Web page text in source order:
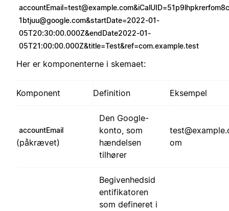
accountEmail=test@example.com&
1btjuu@google.com&startDate=2022-01-
05T20:30:00.000Z&endDate2022-01-
05T21:00:00.000Z&title=Test&ref=com.example.test
Her er komponenterne i skemaet:
Komponent Definition Eksempel
accountEmail
(påkrævet)
Den Google-
konto, som
hændelsen
tilhører
om
Begivenhedsid
entifikatoren
som defineret i